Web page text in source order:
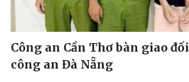
Công an Cần Thơ bàn giao
công an Đà Nẵng